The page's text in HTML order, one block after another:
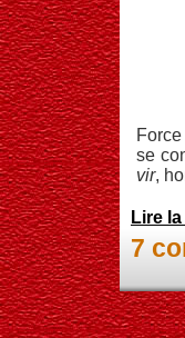
se
vir,
Lire
7